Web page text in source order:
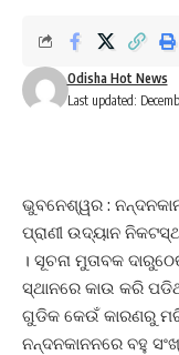
Last updated:
Odisha Hot News
ଭୁବନେଶ୍ୱର :
ପ୍ରାଣୀ ଉଦ୍ୟାନ
। ସୂଚନା ମୁତାବକ
ସ୍ଥାନରେ କାଉ କରି
ଗୁଡିକ କେଉଁ କାରଣରୁ
ନନ୍ଦନକାନନରେ ବହୁ